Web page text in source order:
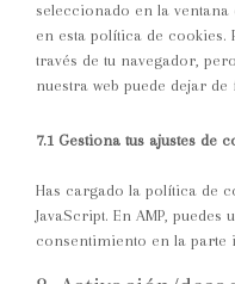
seleccionado en la
en esta política de cookies.
través de tu navegador,
nuestra web puede dejar
7.1 Gestiona tus ajustes de
Has cargado la política de
JavaScript. En AMP,
consentimiento en la parte